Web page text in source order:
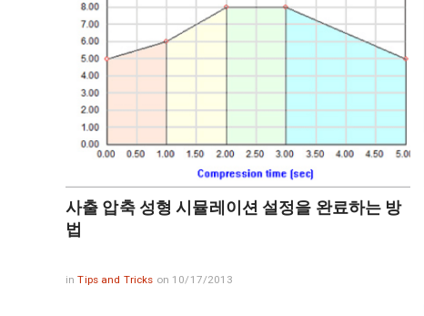
사출 압축 성형 시뮬레이션 설정을 완료하는 방
법
inTips and Tricks on 10/17/2013